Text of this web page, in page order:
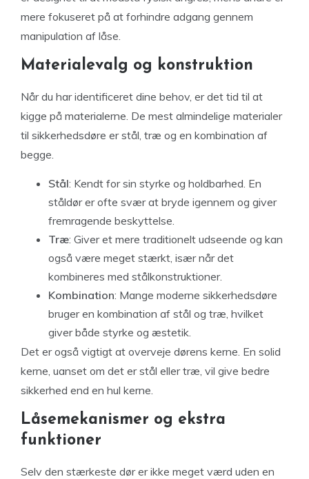
mere fokuseret på at forhindre adgang gennem
manipulation af låse.
Materialevalg og konstruktion
Når du har identificeret dine behov, er det tid til at
kigge på materialerne. De mest almindelige materialer
til sikkerhedsdøre er stål, træ og en kombination af
begge.
Stål: Kendt for sin styrke og holdbarhed. En
ståldør er ofte svær at bryde igennem og giver
fremragende beskyttelse.
Træ: Giver et mere traditionelt udseende og kan
også være meget stærkt, især når det
kombineres med stålkonstruktioner.
Kombination: Mange moderne sikkerhedsdøre
bruger en kombination af stål og træ, hvilket
giver både styrke og æstetik.
Det er også vigtigt at overveje dørens kerne. En solid
kerne, uanset om det er stål eller træ, vil give bedre
sikkerhed end en hul kerne.
Låsemekanismer og ekstra
funktioner
Selv den stærkeste dør er ikke meget værd uden en